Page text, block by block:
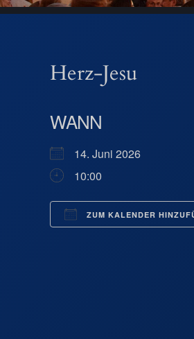
Herz-Jesu
WANN
14. Juni 2026
10:00
ZUM KALENDER